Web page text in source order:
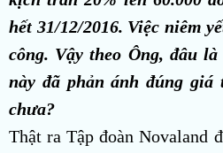
hết 31/12/2016. Việc niêm
công. Vậy theo Ông, đâu
này đã phản ánh đúng giá
chưa?
Thật ra Tập đoàn Novaland